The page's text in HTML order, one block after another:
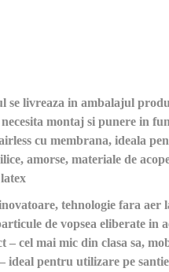
se livreaza in ambalajul
montaj si punere in
cu membrana, ideala
amorse, materiale de
tehnologie fara aer
de vopsea eliberate in
– cel mai mic din clasa sa,
ideal pentru utilizare pe